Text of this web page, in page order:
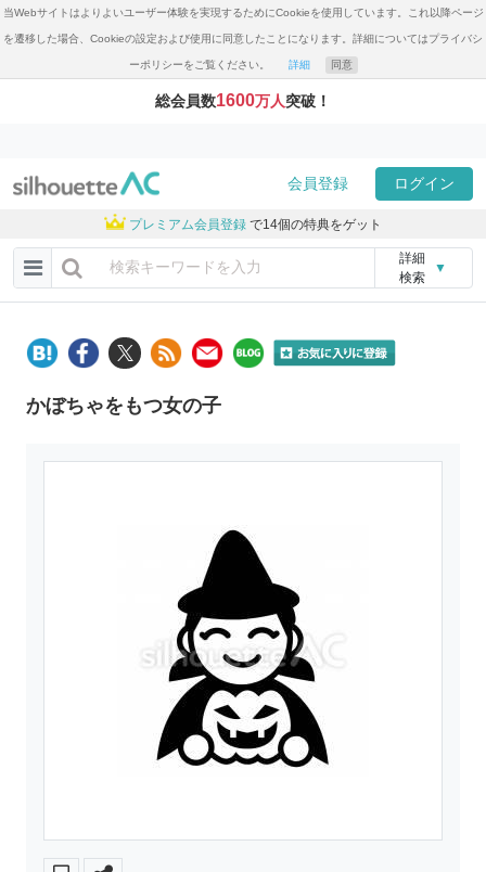
当Webサイトはよりよいユーザー体験を実現するためにCookieを使用しています。これ以降ページ
を遷移した場合、Cookieの設定および使用に同意したことになります。詳細についてはプライバシ
ーポリシーをご覧ください。 詳細 同意
総会員数1600万人突破！
会員登録 ログイン
プレミアム会員登録 で14個の特典をゲット
詳細
検索
▼
かぼちゃをもつ女の子